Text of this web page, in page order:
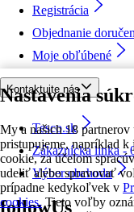
Nastavenia
My a našich 18
pristupujeme, napríklad
cookie, za účelom
udeliť alebo spravovať
prípadne kedykoľvek v
cookies. Tieto voľby
Registrácia
Objednanie
Moje obľúbené
Kontaktujte nás
Tesco.sk
Zákaznícka linka -
Výber obchodu
followUs